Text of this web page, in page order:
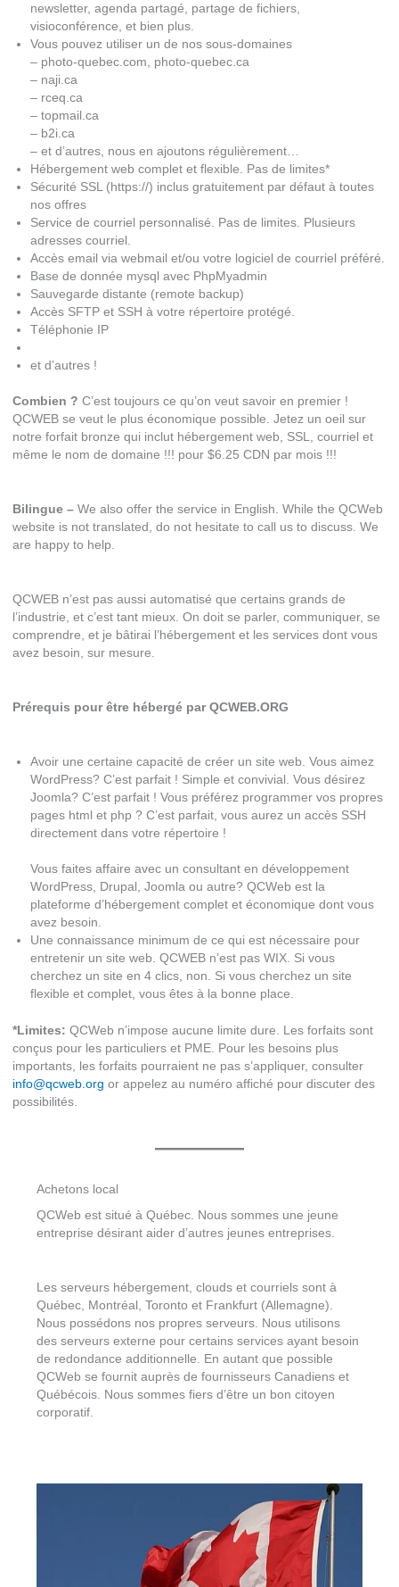
newsletter, agenda partagé, partage de fichiers,
visioconférence, et bien plus.
Vous pouvez utiliser un de nos sous-domaines
– photo-quebec.com, photo-quebec.ca
– naji.ca
– rceq.ca
– topmail.ca
– b2i.ca
– et d’autres, nous en ajoutons régulièrement…
Hébergement web complet et flexible. Pas de limites*
Sécurité SSL (https://) inclus gratuitement par défaut à toutes
nos offres
Service de courriel personnalisé. Pas de limites. Plusieurs
adresses courriel.
Accès email via webmail et/ou votre logiciel de courriel préféré.
Base de donnée mysql avec PhpMyadmin
Sauvegarde distante (remote backup)
Accès SFTP et SSH à votre répertoire protégé.
Téléphonie IP
et d’autres !
Combien ? C’est toujours ce qu’on veut savoir en premier !
QCWEB se veut le plus économique possible. Jetez un oeil sur
notre forfait bronze qui inclut hébergement web, SSL, courriel et
même le nom de domaine !!! pour $6.25 CDN par mois !!!
Bilingue –We also offer the service in English. While the QCWeb
website is not translated, do not hesitate to call us to discuss. We
are happy to help.
QCWEB n’est pas aussi automatisé que certains grands de
l’industrie, et c’est tant mieux. On doit se parler, communiquer, se
comprendre, et je bâtirai l’hébergement et les services dont vous
avez besoin, sur mesure.
Prérequis pour être hébergé par QCWEB.ORG
Avoir une certaine capacité de créer un site web. Vous aimez
WordPress? C’est parfait ! Simple et convivial. Vous désirez
Joomla? C’est parfait ! Vous préférez programmer vos propres
pages html et php ? C’est parfait, vous aurez un accès SSH
directement dans votre répertoire !
Vous faites affaire avec un consultant en développement
WordPress, Drupal, Joomla ou autre? QCWeb est la
plateforme d’hébergement complet et économique dont vous
avez besoin.
Une connaissance minimum de ce qui est nécessaire pour
entretenir un site web. QCWEB n’est pas WIX. Si vous
cherchez un site en 4 clics, non. Si vous cherchez un site
flexible et complet, vous êtes à la bonne place.
*Limites: QCWeb n’impose aucune limite dure. Les forfaits sont
conçus pour les particuliers et PME. Pour les besoins plus
importants, les forfaits pourraient ne pas s’appliquer, consulter
info@qcweb.org or appelez au numéro affiché pour discuter des
possibilités.
Achetons local
QCWeb est situé à Québec. Nous sommes une jeune
entreprise désirant aider d’autres jeunes entreprises.
Les serveurs hébergement, clouds et courriels sont à
Québec, Montréal, Toronto et Frankfurt (Allemagne).
Nous possédons nos propres serveurs. Nous utilisons
des serveurs externe pour certains services ayant besoin
de redondance additionnelle. En autant que possible
QCWeb se fournit auprès de fournisseurs Canadiens et
Québécois. Nous sommes fiers d’être un bon citoyen
corporatif.